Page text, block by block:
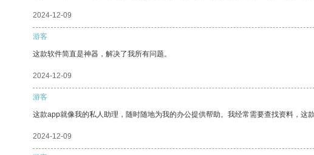
2024-12-09
游客
这款软件简直是神器，解决了我所有问题。
2024-12-09
游客
这款app就像我的私人助理，随时随地为我的办公提供帮助。我经常需要查找资料，这
2024-12-09